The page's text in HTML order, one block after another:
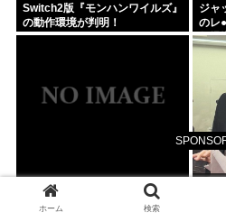
Switch2版『モンハンワイルズ』
の動作環境が判明！
ジャ
のレ
数爆
【動画】例の首吊り自殺配信、
どんどん拡散されて終わるwww
【
岐
ホーム 検索